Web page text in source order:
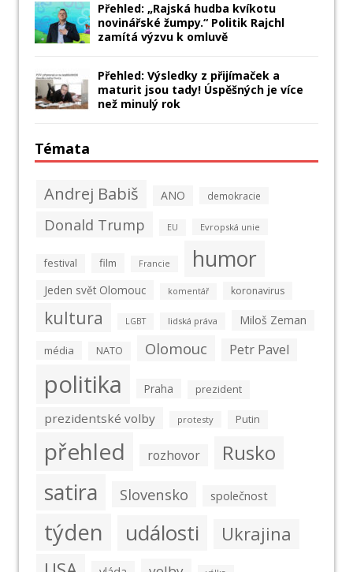
Přehled: „Rajská hudba kvíkotu
novinářské žumpy.“ Politik Rajchl
zamítá výzvu k omluvě
Přehled: Výsledky z přijímaček a
maturit jsou tady! Úspěšných je více
než minulý rok
Témata
Andrej Babiš ANO demokracie
Donald Trump EU Evropská unie
festival film Francie humor
Jeden svět Olomouc komentář koronavirus
kultura LGBT lidská práva Miloš Zeman
média NATO Olomouc Petr Pavel
politika Praha prezident
prezidentské volby protesty Putin
přehled rozhovor Rusko
satira Slovensko společnost
týden události Ukrajina